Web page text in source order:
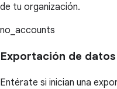
de tu organización.
no_accounts
Exportación de datos
Entérate si inician una